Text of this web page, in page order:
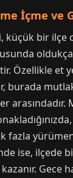
İçme ve
küçük bir ilçe
Özellikle et
burada
arasındadır.
fazla
ise, ilçede
kazanır. Gece